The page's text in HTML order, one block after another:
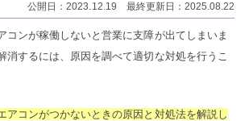
公開日：2023.12.19 最終更新日：2025.08.22
コンが稼働しないと営業に支障が出てしまいま
消するには、原因を調べて適切な対処を行うこ
アコンがつかないときの原因と対処法を解説し